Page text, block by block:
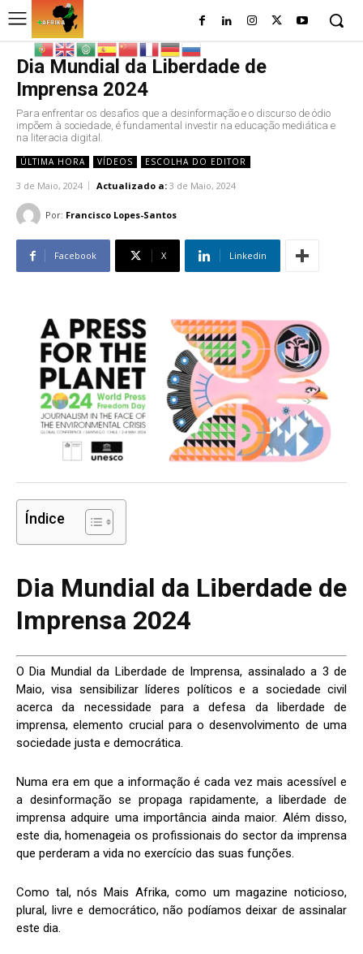
Dia Mundial da Liberdade de
Imprensa 2024
Para enfrentar os desafios que a desinformação e o discurso de ódio
impõem à sociedade, é fundamental investir na educação mediática e
na literacia digital.
ÚLTIMA HORA VÍDEOS ESCOLHA DO EDITOR
3 de Maio, 2024 Actualizado a: 3 de Maio, 2024
Por: Francisco Lopes-Santos
Facebook X Linkedin
Índice
Dia Mundial da Liberdade de
Imprensa 2024
O Dia Mundial da Liberdade de Imprensa, assinalado a 3 de
Maio, visa sensibilizar líderes políticos e a sociedade civil
acerca da necessidade para a defesa da liberdade de
imprensa, elemento crucial para o desenvolvimento de uma
sociedade justa e democrática.
Numa era em que a informação é cada vez mais acessível e
a desinformação se propaga rapidamente, a liberdade de
imprensa adquire uma importância ainda maior. Além disso,
este dia, homenageia os profissionais do sector da imprensa
que perderam a vida no exercício das suas funções.
Como tal, nós Mais Afrika, como um magazine noticioso,
plural, livre e democrático, não podíamos deixar de assinalar
este dia.